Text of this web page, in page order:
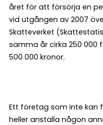
året för att försörja en
vid utgången av 2007
Skatteverket
samma år cirka 250
500 000 kronor.
Ett företag som inte kan
heller anställa någon